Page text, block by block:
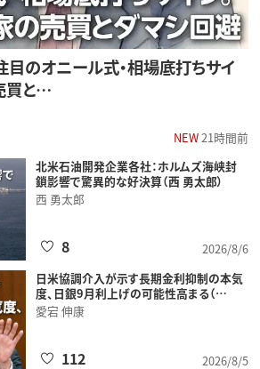
のオニール式・相場底打ちサイ
買と…
NEW21時間前
北米石油開発企業各社：ホルムズ海峡封
鎖影響で驚異的な好決算（西 勇太郎）
西 勇太郎
2026/8/6
8
日米協調介入が示す長期金利抑制の本気
度、日銀9月利上げの可能性高まる（…
愛宕 伸康
2026/8/5
112